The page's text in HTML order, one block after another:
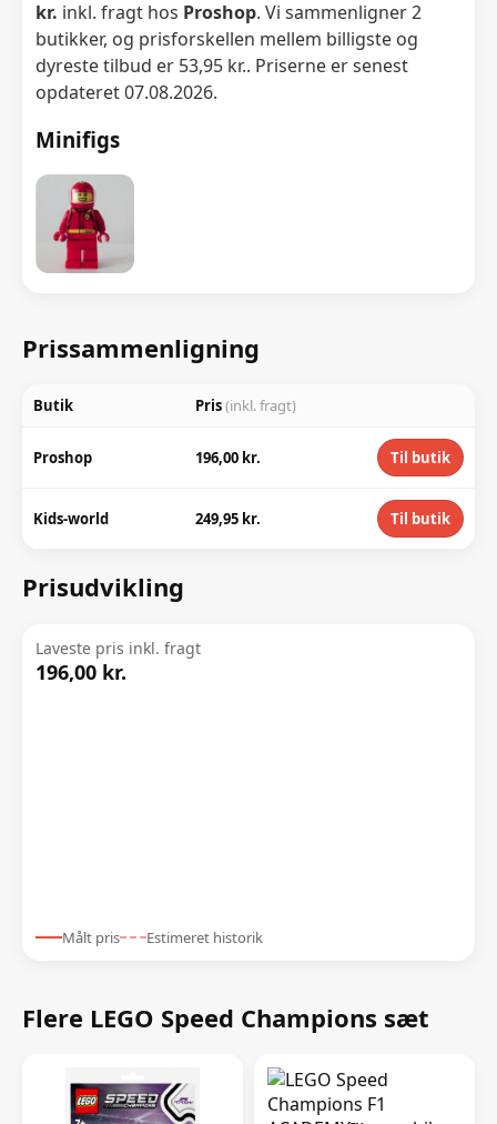
kr. inkl. fragt hos Proshop. Vi sammenligner 2
butikker, og prisforskellen mellem billigste og
dyreste tilbud er 53,95 kr.. Priserne er senest
opdateret 07.08.2026.
Minifigs
Prissammenligning
Butik Pris(inkl. fragt)
Proshop 196,00 kr. Til butik
Kids-world 249,95 kr. Til butik
Prisudvikling
Laveste pris inkl. fragt
196,00 kr.
Målt pris Estimeret historik
Flere LEGO Speed Champions sæt